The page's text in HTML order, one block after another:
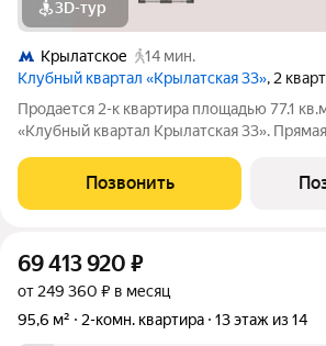
3D-тур
Крылатское
14 мин.
Клубный квартал «Крылатская 33», 2
Продается 2-к квартира площадью 77.1
«Клубный квартал Крылатская 33».
западе Москвы от специализированного
«Сияние». Комплекс расположен всего
Позвонить
69 413 920 ₽
от 249 360 ₽ в месяц
95,6 м²
2-комн. квартира 13 этаж из 14